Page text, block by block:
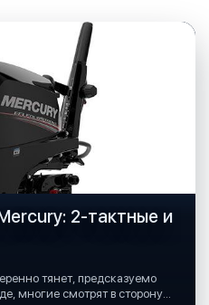
2-тактные и
тянет, предсказуемо
многие смотрят в сторону